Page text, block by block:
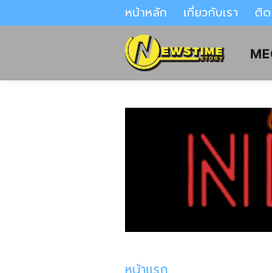
หน้าหลัก เกี่ยวกับเรา ติด
หน้าแรก